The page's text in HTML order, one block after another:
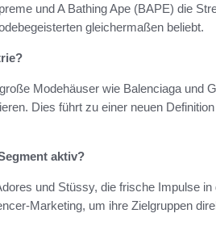
und A Bathing Ape (BAPE) die
gleichermaßen beliebt.
Modehäuser wie Balenciaga und
Dies führt zu einer neuen
aktiv?
und Stüssy, die frische Impulse
Marketing, um ihre Zielgruppen